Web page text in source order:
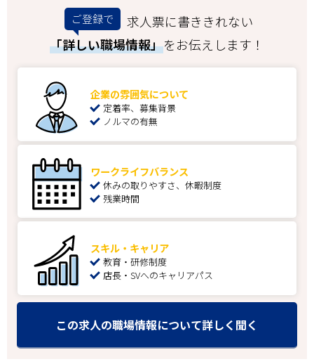
ご登録で
求人票に書ききれない
「詳しい職場情報」をお伝えします！
企業の雰囲気について
定着率、募集背景
ノルマの有無
ワークライフバランス
休みの取りやすさ、休暇制度
残業時間
スキル・キャリア
教育・研修制度
店長・SVへのキャリアパス
この求人の職場情報について詳しく聞く